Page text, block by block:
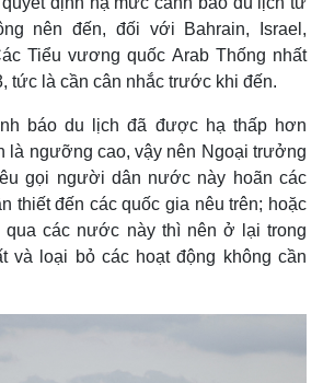
i
n
g
nên đến, đối với Bahrain, Israel,
Tiểu vương quốc Arab Thống nhất
tức là cần cân nhắc trước khi đến.
báo du lịch đã được hạ thấp hơn
là ngưỡng cao, vậy nên Ngoại trưởng
gọi người dân nước này hoãn các
thiết đến các quốc gia nêu trên; hoặc
qua các nước này thì nên ở lại trong
và loại bỏ các hoạt động không cần